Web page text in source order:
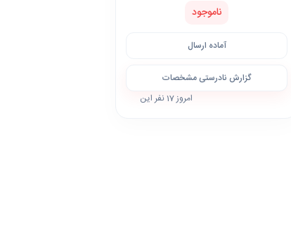
ناموجود
آماده ارسال
گزارش نادرستی مشخصات
امروز 17 نفر این